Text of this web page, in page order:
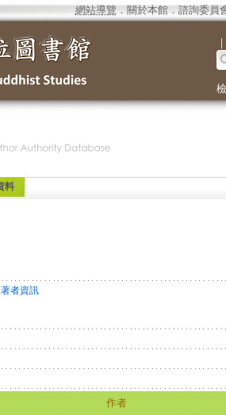
網站導覽 ． 關於本館． 諮詢委員
｜
料
者資訊
作者